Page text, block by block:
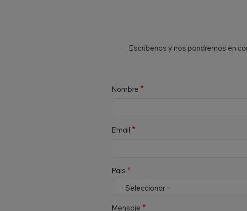
Escríbenos y nos pondremos en
Nombre
Email
País
Mensaje